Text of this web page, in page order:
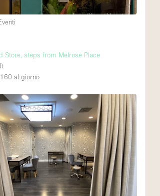
Store, steps from Melrose Place
al giorno